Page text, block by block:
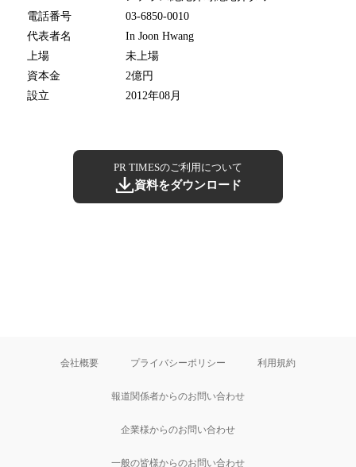
電話番号
03-6850-0010
代表者名
In Joon Hwang
上場
未上場
資本金
2億円
設立
2012年08月
PR TIMESのご利用について
資料をダウンロード
会社概要 プライバシーポリシー 利用規約
報道関係者からのお問い合わせ
企業様からのお問い合わせ
一般の皆様からのお問い合わせ